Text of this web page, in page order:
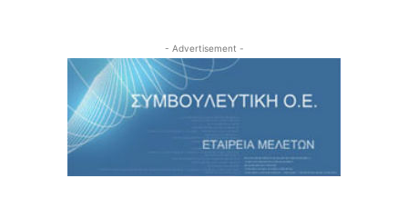
- Advertisement -